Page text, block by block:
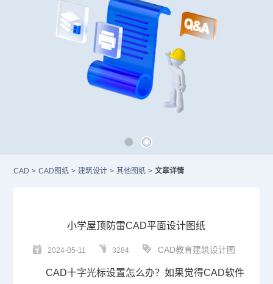
CAD > CAD图纸 > 建筑设计 > 其他图纸 > 文章详情
小学屋顶防雷CAD平面设计图纸
2024-05-11 3284 CAD教育建筑设计图
CAD十字光标设置怎么办？如果觉得CAD软件